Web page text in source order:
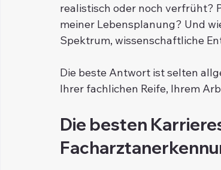
realistisch oder noch verfrüht?
meiner Lebensplanung? Und
Spektrum, wissenschaftliche
Die beste Antwort ist selten
Ihrer fachlichen Reife, Ihrem
Die besten